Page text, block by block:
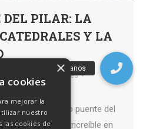
PILAR: LA
Y LA
Caminantes
2020 El próximo puente del
una experiencia increíble en
cookies
mejorar la
nuestro
las cookies de
×